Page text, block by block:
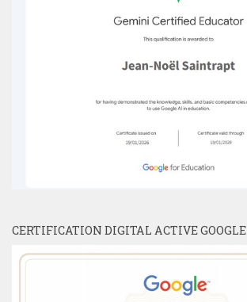
CERTIFICATION DIGITAL ACTIVE GOOGLE